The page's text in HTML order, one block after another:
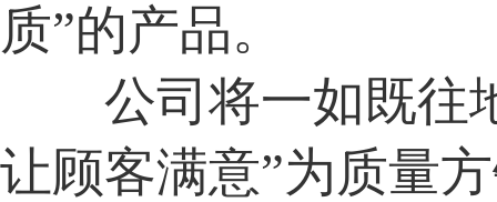
质”的产品。
公司将一如既往
让顾客满意”为质量